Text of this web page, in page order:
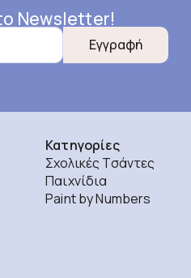
Newsletter!
Εγγραφή
Κατηγορίες
Σχολικές Τσάντες
Παιχνίδια
Paint by Numbers